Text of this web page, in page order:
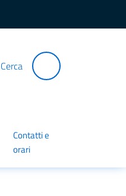
Cerca
Contatti e
orari